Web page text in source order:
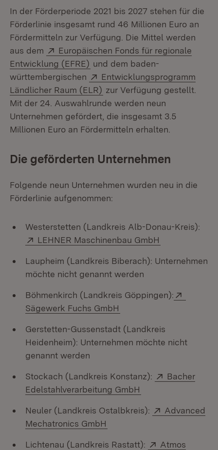
In der Förderperiode 2021 bis 2027 stehen für die
Förderlinie insgesamt rund 46 Millionen Euro an
Fördermitteln zur Verfügung. Die Mittel werden
aus dem
Extern:
Europäischen Fonds für regionale
Entwicklung (EFRE) (Öffnet in neuem Fenster)
und dem baden-
württembergischen
Extern:
Entwicklungsprogramm
Ländlicher Raum (ELR) (Öffnet in neuem Fenster)
zur Verfügung gestellt.
Mit der 24. Auswahlrunde werden neun
Unternehmen gefördert, die insgesamt 3.5
Millionen Euro an Fördermitteln erhalten.
Die geförderten Unternehmen
Folgende neun Unternehmen wurden neu in die
Förderlinie aufgenommen:
Westerstetten (Landkreis Alb-Donau-Kreis):
Extern:
LEHNER Maschinenbau GmbH
Laupheim (Landkreis Biberach): Unternehmen
möchte nicht genannt werden
Böhmenkirch (Landkreis Göppingen):
Sägewerk Fuchs GmbH
Gerstetten-Gussenstadt (Landkreis
Heidenheim): Unternehmen möchte nicht
genannt werden
Stockach (Landkreis Konstanz): Extern:
Bacher
Edelstahlverarbeitung GmbH
Neuler (Landkreis Ostalbkreis): Extern:
Advanced
Mechatronics GmbH
Lichtenau (Landkreis Rastatt): Extern:
Atmos